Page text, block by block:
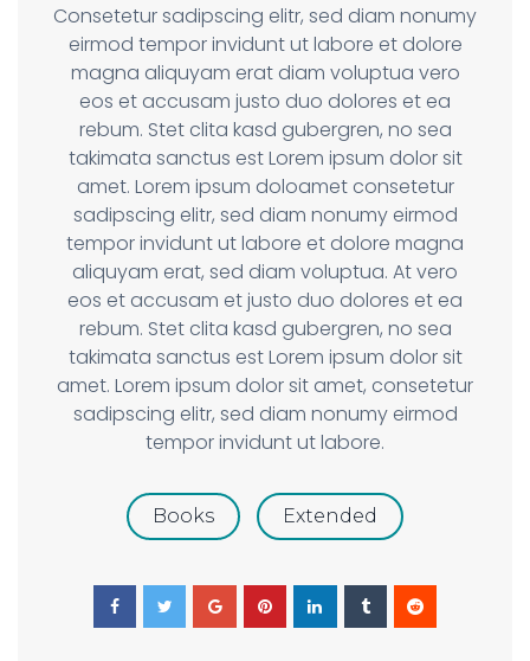
Consetetur sadipscing elitr, sed diam nonumy
eirmod tempor invidunt ut labore et dolore
magna aliquyam erat diam voluptua vero
eos et accusam justo duo dolores et ea
rebum. Stet clita kasd gubergren, no sea
takimata sanctus est Lorem ipsum dolor sit
amet. Lorem ipsum doloamet consetetur
sadipscing elitr, sed diam nonumy eirmod
tempor invidunt ut labore et dolore magna
aliquyam erat, sed diam voluptua. At vero
eos et accusam et justo duo dolores et ea
rebum. Stet clita kasd gubergren, no sea
takimata sanctus est Lorem ipsum dolor sit
amet. Lorem ipsum dolor sit amet, consetetur
sadipscing elitr, sed diam nonumy eirmod
tempor invidunt ut labore.
Books Extended